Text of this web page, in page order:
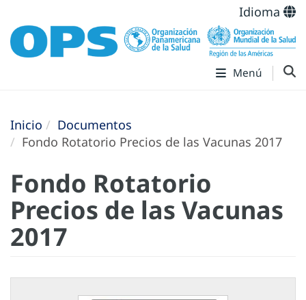
Idioma
Menú
Inicio
Documentos
Fondo Rotatorio Precios de las Vacunas 2017
Fondo Rotatorio
Precios de las Vacunas
2017